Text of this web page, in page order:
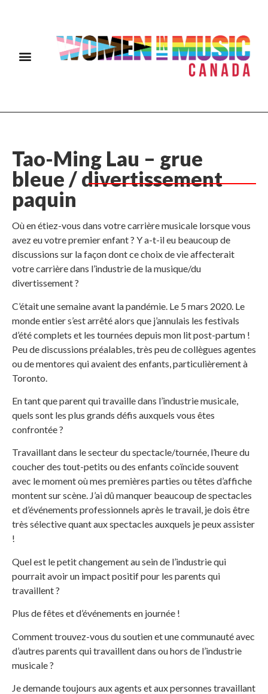
Tao-Ming Lau – grue
bleue / divertissement
paquin
Où en étiez-vous dans votre carrière musicale lorsque vous
avez eu votre premier enfant ? Y a-t-il eu beaucoup de
discussions sur la façon dont ce choix de vie affecterait
votre carrière dans l’industrie de la musique/du
divertissement ?
C’était une semaine avant la pandémie. Le 5 mars 2020. Le
monde entier s’est arrêté alors que j’annulais les festivals
d’été complets et les tournées depuis mon lit post-partum !
Peu de discussions préalables, très peu de collègues agentes
ou de mentores qui avaient des enfants, particulièrement à
Toronto.
En tant que parent qui travaille dans l’industrie musicale,
quels sont les plus grands défis auxquels vous êtes
confrontée ?
Travaillant dans le secteur du spectacle/tournée, l’heure du
coucher des tout-petits ou des enfants coïncide souvent
avec le moment où mes premières parties ou têtes d’affiche
montent sur scène. J’ai dû manquer beaucoup de spectacles
et d’événements professionnels après le travail, je dois être
très sélective quant aux spectacles auxquels je peux assister
!
Quel est le petit changement au sein de l’industrie qui
pourrait avoir un impact positif pour les parents qui
travaillent ?
Plus de fêtes et d’événements en journée !
Comment trouvez-vous du soutien et une communauté avec
d’autres parents qui travaillent dans ou hors de l’industrie
musicale ?
Je demande toujours aux agents et aux personnes travaillant